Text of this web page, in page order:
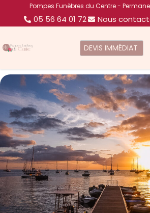
Pompes Funèbres du Centre -
05 56 64 01 72 Nous
DEVIS IMMÉDIAT